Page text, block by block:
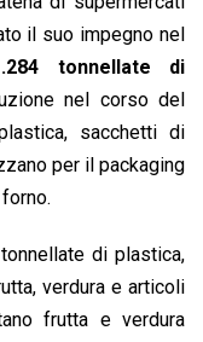
n
t
il suo impegno nel
tonnellate di
nel corso del
sacchetti di
per il packaging
di plastica,
verdura e articoli
frutta e verdura